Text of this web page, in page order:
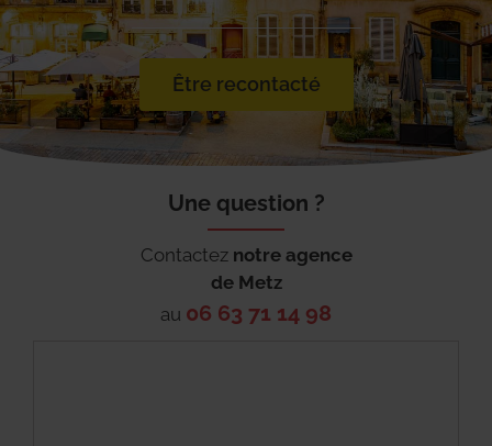
Être recontacté
Une question ?
Contactez notre agence
de Metz
au 06 63 71 14 98